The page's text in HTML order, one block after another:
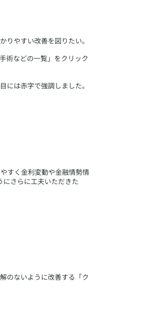
りやすい改善を図りたい。
術などの一覧」をクリック
は赤字で強調しました。
すく金利変動や金融情勢情
にさらに工夫いただきた
のないように改善する「ク